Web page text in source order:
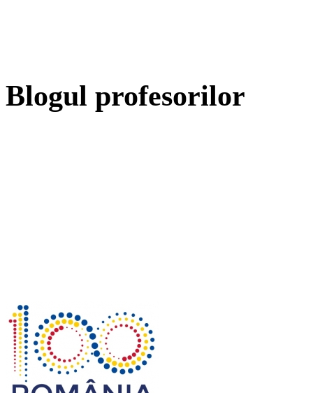
Blogul profesorilor